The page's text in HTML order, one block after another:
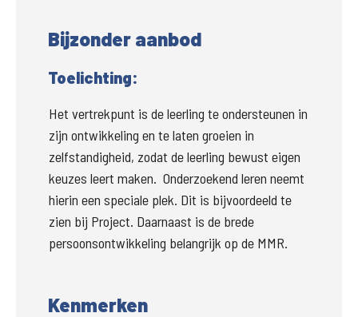
Bijzonder aanbod
Toelichting:
Het vertrekpunt is de leerling te ondersteunen in
zijn ontwikkeling en te laten groeien in
zelfstandigheid, zodat de leerling bewust eigen
keuzes leert maken.  Onderzoekend leren neemt
hierin een speciale plek. Dit is bijvoordeeld te
zien bij Project. Daarnaast is de brede
persoonsontwikkeling belangrijk op de MMR.
Kenmerken